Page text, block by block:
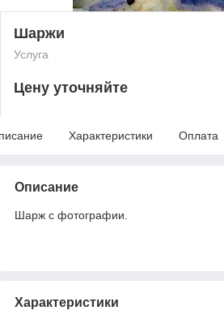
Шаржи
Услуга
Цену уточняйте
Характеристики Оплата
Описание
Шарж с фотографии.
Характеристики